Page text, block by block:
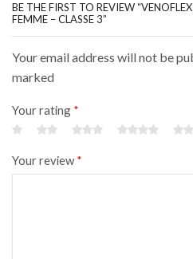
BE THE FIRST TO REVIEW
FEMME – CLASSE 3”
Your email address will not be
marked
Your rating *
Your review *